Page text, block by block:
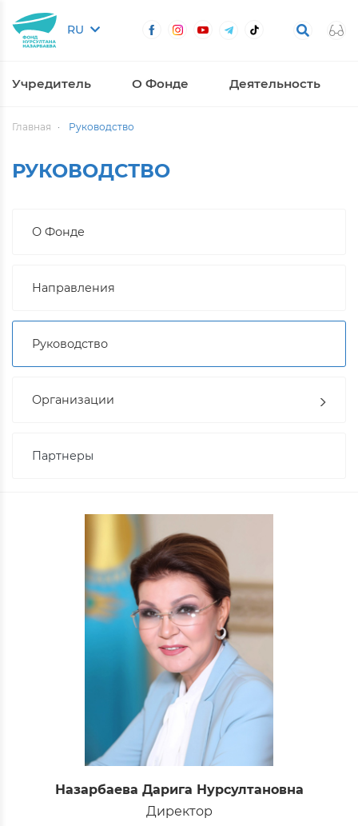
RU
Учредитель О Фонде Деятельность
Главная Руководство
РУКОВОДСТВО
О Фонде
Направления
Руководство
Организации
Партнеры
Назарбаева Дарига Нурсултановна
Директор